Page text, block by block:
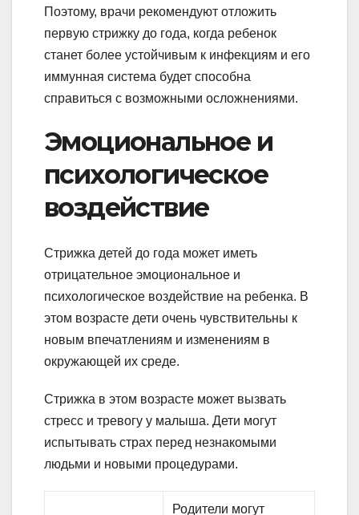
Поэтому, врачи рекомендуют отложить
первую стрижку до года, когда ребенок
станет более устойчивым к инфекциям и его
иммунная система будет способна
справиться с возможными осложнениями.
Эмоциональное и
психологическое
воздействие
Стрижка детей до года может иметь
отрицательное эмоциональное и
психологическое воздействие на ребенка. В
этом возрасте дети очень чувствительны к
новым впечатлениям и изменениям в
окружающей их среде.
Стрижка в этом возрасте может вызвать
стресс и тревогу у малыша. Дети могут
испытывать страх перед незнакомыми
людьми и новыми процедурами.
Родители могут